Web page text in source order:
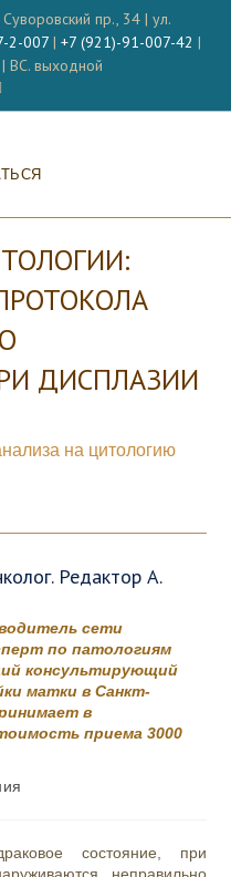
пр., 34 | ул.
2-007| +7 (921)-91-007-42 |
ВС. выходной
ДИСПЛАЗИИ
на цитологию
Редактор А.
сети
по патологиям
консультирующий
матки в Санкт-
в
приема 3000
состояние, при